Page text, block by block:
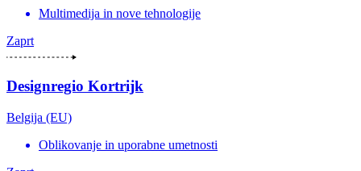
Multimedija in nove tehnologije
Zaprt
Designregio Kortrijk
Belgija (EU)
Oblikovanje in uporabne umetnosti